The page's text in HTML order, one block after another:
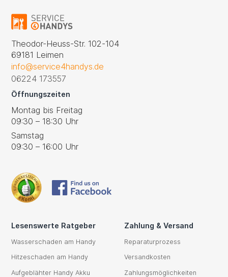
Theodor-Heuss-Str. 102-104
69181 Leimen
info@service4handys.de
06224 173557
Öffnungszeiten
Montag bis Freitag
09:30 – 18:30 Uhr
Samstag
09:30 – 16:00 Uhr
Lesenswerte Ratgeber
Wasserschaden am Handy
Hitzeschaden am Handy
Aufgeblähter Handy Akku
Zahlung & Versand
Reparaturprozess
Versandkosten
Zahlungsmöglichkeiten